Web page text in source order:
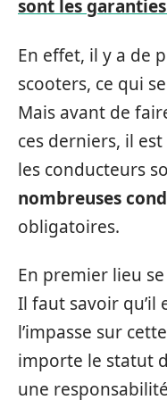
sont les
En effet, il y a de
scooters, ce qui
Mais avant de
ces derniers, il
les conducteurs
nombreuses
obligatoires.
En premier lieu
Il faut savoir qu’il
l’impasse sur
importe le statut
une